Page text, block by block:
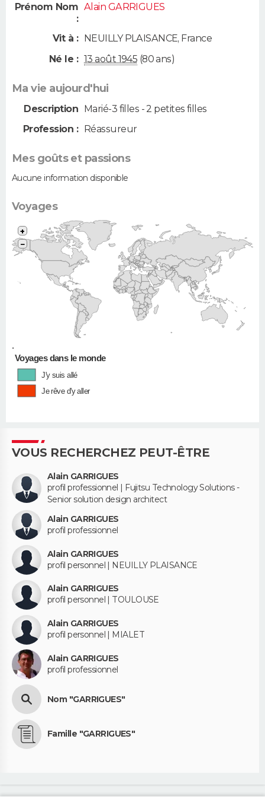
Prénom Nom
:
Alain GARRIGUES
Vit à : NEUILLY PLAISANCE, France
Né le : 13 août 1945 (80 ans)
Ma vie aujourd'hui
Description Marié-3 filles - 2 petites filles
Profession : Réassureur
Mes goûts et passions
Aucune information disponible
Voyages
•
+
−
Voyages dans le monde
J'y suis allé
Je rêve d'y aller
VOUS RECHERCHEZ PEUT-ÊTRE
Alain GARRIGUES
profil professionnel | Fujitsu Technology Solutions -
Senior solution design architect
Alain GARRIGUES
profil professionnel
Alain GARRIGUES
profil personnel | NEUILLY PLAISANCE
Alain GARRIGUES
profil personnel | TOULOUSE
Alain GARRIGUES
profil personnel | MIALET
Alain GARRIGUES
profil professionnel
Nom "GARRIGUES"
Famille "GARRIGUES"